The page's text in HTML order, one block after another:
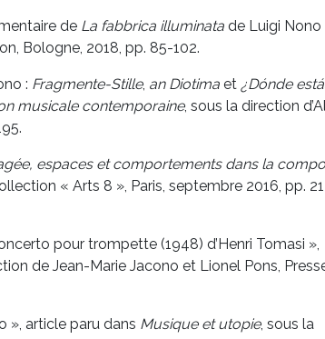
de La fabbrica illuminata de Luigi Nono
Bologne, 2018, pp. 85-102.
: Fragmente-Stille, an Diotima et ¿Dónde
musicale contemporaine, sous la direction
espaces et comportements dans la
« Arts 8 », Paris, septembre 2016, pp.
pour trompette (1948) d’Henri Tomasi »,
de Jean-Marie Jacono et Lionel Pons,
», article paru dans Musique et utopie, sous la